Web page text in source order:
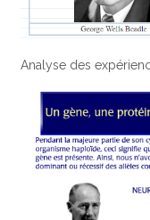
Analyse des